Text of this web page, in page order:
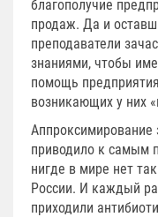
благополучие
продаж. Да и
преподаватели
знаниями, чтобы
помощь
возникающих у них
Аппроксимирование
приводило к самым
нигде в мире нет
России. И каждый
приходили